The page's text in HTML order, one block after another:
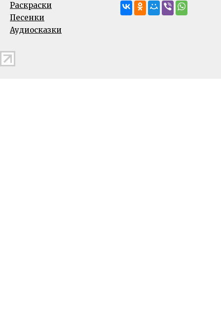
Раскраски
Песенки
Аудиосказки